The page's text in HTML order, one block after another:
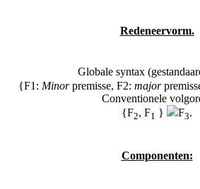
Redeneervorm.
Globale syntax
{F1: Minorpremisse, F2: major
Conventionele
{F2, F1 } F3.
Componenten: